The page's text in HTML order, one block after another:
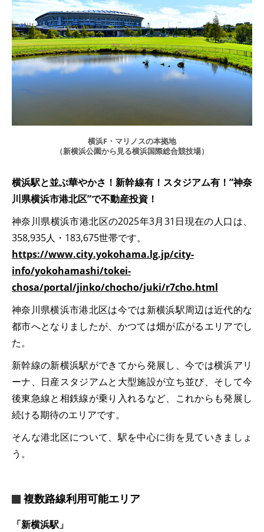
横浜F・マリノスの本拠地
（新横浜公園から見る横浜国際総合競技場）
横浜駅と並ぶ華やかさ！新幹線有！スタジアム有！”神奈
川県横浜市港北区”で不動産投資！
神奈川県横浜市港北区の2025年3月31日現在の人口は、
358,935人・183,675世帯です。
https://www.city.yokohama.lg.jp/city-
info/yokohamashi/tokei-
chosa/portal/jinko/chocho/juki/r7cho.html
神奈川県横浜市港北区は今では新横浜駅周辺は近代的な
都市へとなりましたが、かつては畑が広がるエリアでし
た。
新幹線の新横浜駅ができてから発展し、今では横浜アリ
ーナ、日産スタジアムと大型施設が立ち並び、そして今
後東急線と相鉄線が乗り入れるなど、これからも発展し
続ける期待のエリアです。
そんな港北区について、駅を中心に街を見ていきましょ
う。
複数路線利用可能エリア
「新横浜駅」